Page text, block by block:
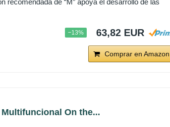
−13% 63,82 EUR
Comprar en Amazon
On the...